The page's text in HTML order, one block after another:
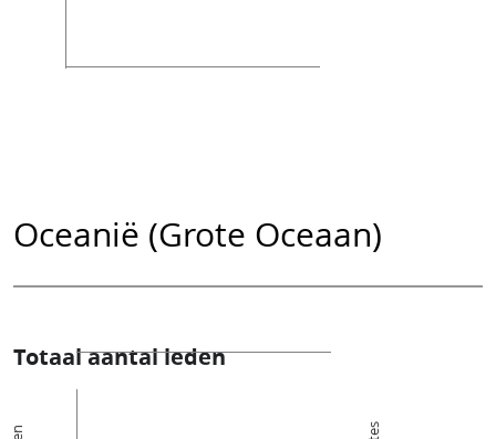
Oceanië (Grote Oceaan)
Totaal aantal leden